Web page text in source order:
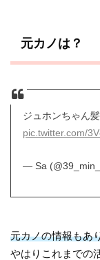
元カノは？
ジュホンちゃん
pic.twitter.com/
— Sa
元カノの情報もあ
やはりこれまでの